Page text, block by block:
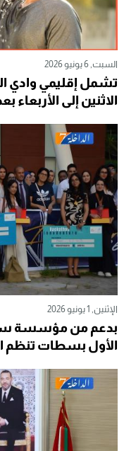
السبت, 6 يونيو 2026
تشمل إقليمي وادي
الاثنين إلى
الإثنين, 1 يونيو 2026
بدعم من مؤسسة سي
الأول بسطات تنظم